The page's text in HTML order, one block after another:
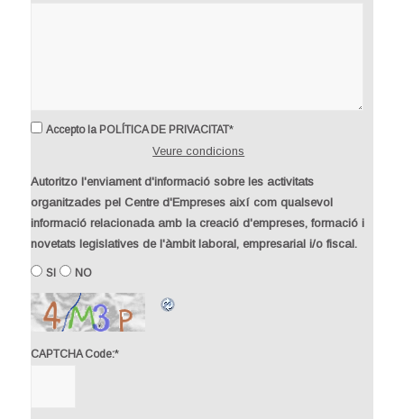
Accepto la POLÍTICA DE PRIVACITAT*
Veure condicions
Autoritzo l'enviament d'informació sobre les activitats
organitzades pel Centre d'Empreses així com qualsevol
informació relacionada amb la creació d'empreses, formació i
novetats legislatives de l'àmbit laboral, empresarial i/o fiscal.
SI NO
CAPTCHA Code:*